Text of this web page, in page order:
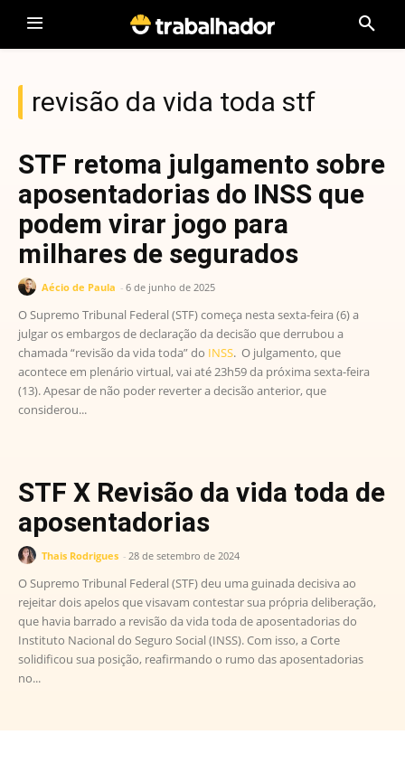
revisão da vida toda stf
STF retoma julgamento sobre
aposentadorias do INSS que
podem virar jogo para
milhares de segurados
Aécio de Paula - 6 de junho de 2025
O Supremo Tribunal Federal (STF) começa nesta sexta-feira (6) a
julgar os embargos de declaração da decisão que derrubou a
chamada “revisão da vida toda” do INSS. O julgamento, que
acontece em plenário virtual, vai até 23h59 da próxima sexta-feira
(13). Apesar de não poder reverter a decisão anterior, que
considerou...
STF X Revisão da vida toda de
aposentadorias
Thais Rodrigues - 28 de setembro de 2024
O Supremo Tribunal Federal (STF) deu uma guinada decisiva ao
rejeitar dois apelos que visavam contestar sua própria deliberação,
que havia barrado a revisão da vida toda de aposentadorias do
Instituto Nacional do Seguro Social (INSS). Com isso, a Corte
solidificou sua posição, reafirmando o rumo das aposentadorias
no...